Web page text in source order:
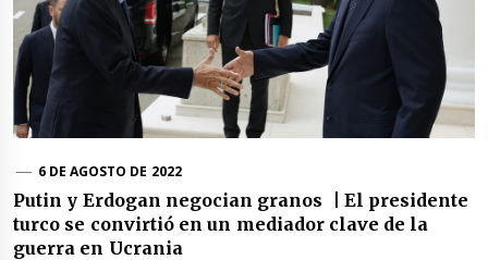
6 DE AGOSTO DE 2022
Putin y Erdogan negocian granos | El presidente
turco se convirtió en un mediador clave de la
guerra en Ucrania